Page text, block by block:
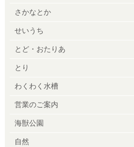
さかなとか
せいうち
とど・おたりあ
とり
わくわく水槽
営業のご案内
海獣公園
自然